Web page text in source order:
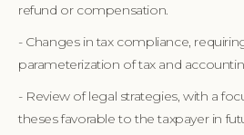
refund or compensation.
- Changes in tax compliance,
parameterization of tax and
- Review of legal strategies, with a
theses favorable to the taxpayer in